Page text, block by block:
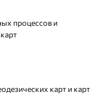
процессов и
карт и карт